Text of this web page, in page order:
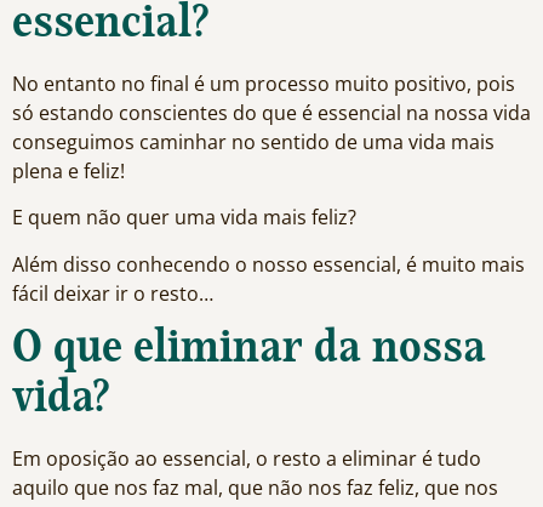
essencial?
No entanto no final é um processo muito positivo, pois
só estando conscientes do que é essencial na nossa vida
conseguimos caminhar no sentido de uma vida mais
plena e feliz!
E quem não quer uma vida mais feliz?
Além disso conhecendo o nosso essencial, é muito mais
fácil deixar ir o resto…
O que eliminar da nossa
vida?
Em oposição ao essencial, o resto a eliminar é tudo
aquilo que nos faz mal, que não nos faz feliz, que nos